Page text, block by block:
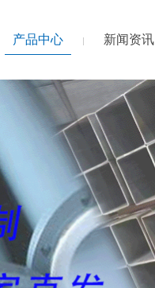
产品中心 新闻资讯